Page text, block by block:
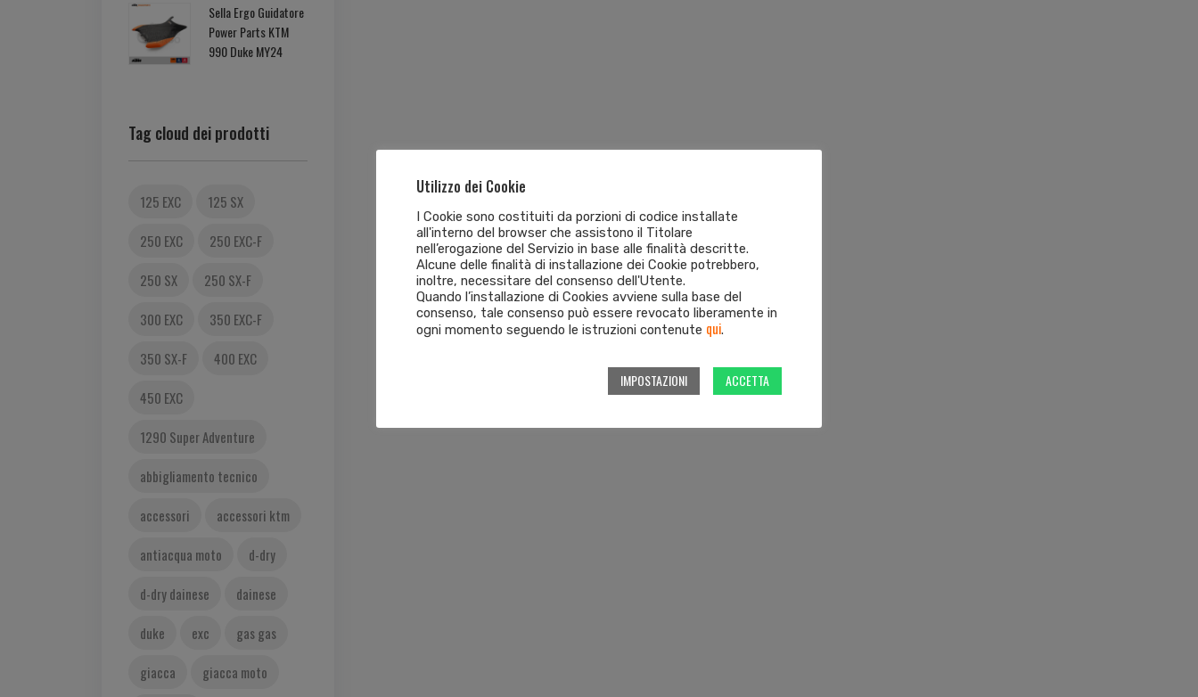
Sella Ergo Guidatore
Power Parts KTM
990 Duke MY24
Tag cloud dei prodotti
125 EXC
125 SX
250 EXC
250 EXC-F
250 SX
250 SX-F
300 EXC
350 EXC-F
350 SX-F
400 EXC
450 EXC
1290 Super Adventure
abbigliamento tecnico
accessori
accessori ktm
antiacqua moto
d-dry
d-dry dainese
dainese
duke
exc
gas gas
giacca
giacca moto
Utilizzo dei Cookie
I Cookie sono costituiti da porzioni di codice installate
all'interno del browser che assistono il Titolare
nell’erogazione del Servizio in base alle finalità descritte.
Alcune delle finalità di installazione dei Cookie potrebbero,
inoltre, necessitare del consenso dell'Utente.
Quando l’installazione di Cookies avviene sulla base del
consenso, tale consenso può essere revocato liberamente in
ogni momento seguendo le istruzioni contenute qui.
IMPOSTAZIONI ACCETTA